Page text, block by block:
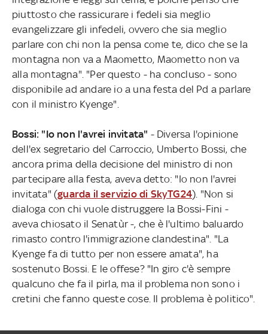
piuttosto che rassicurare i fedeli sia meglio
evangelizzare gli infedeli, ovvero che sia meglio
parlare con chi non la pensa come te, dico che se la
montagna non va a Maometto, Maometto non va
alla montagna". "Per questo - ha concluso - sono
disponibile ad andare io a una festa del Pd a parlare
con il ministro Kyenge".
Bossi: "Io non l'avrei invitata" - Diversa l'opinione
dell'ex segretario del Carroccio, Umberto Bossi, che
ancora prima della decisione del ministro di non
partecipare alla festa, aveva detto: "Io non l'avrei
invitata" (guarda il servizio di SkyTG24). "Non si
dialoga con chi vuole distruggere la Bossi-Fini -
aveva chiosato il Senatùr -, che è l'ultimo baluardo
rimasto contro l'immigrazione clandestina". "La
Kyenge fa di tutto per non essere amata", ha
sostenuto Bossi. E le offese? "In giro c'è sempre
qualcuno che fa il pirla, ma il problema non sono i
cretini che fanno queste cose. Il problema è politico".